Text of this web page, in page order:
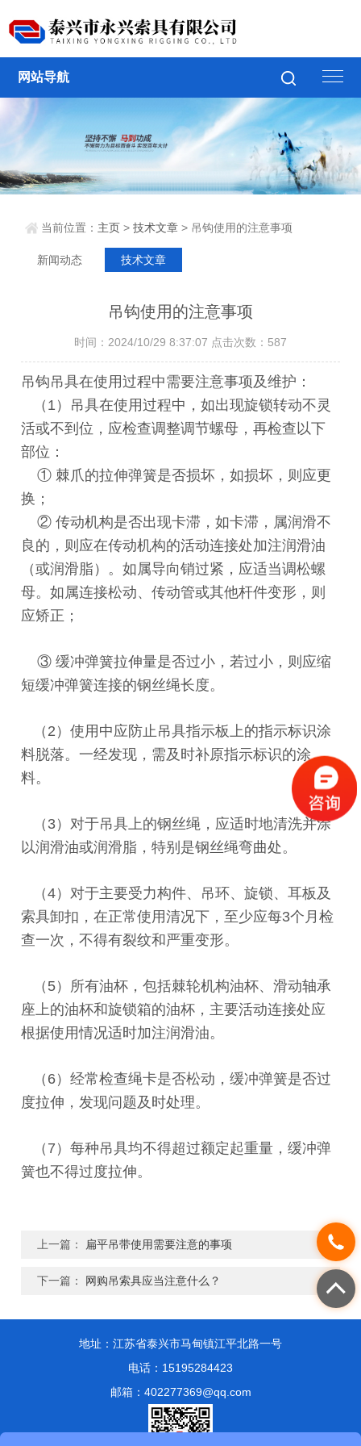
网站导航
当前位置： 主页 >技术文章 > 吊钩使用的注意事项
新闻动态 技术文章
吊钩使用的注意事项
时间：2024/10/29 8:37:07 点击次数：587
吊钩吊具在使用过程中需要注意事项及维护：
（1）吊具在使用过程中，如出现旋锁转动不灵
活或不到位，应检查调整调节螺母，再检查以下
部位：
① 棘爪的拉伸弹簧是否损坏，如损坏，则应更
换；
② 传动机构是否出现卡滞，如卡滞，属润滑不
良的，则应在传动机构的活动连接处加注润滑油
（或润滑脂）。如属导向销过紧，应适当调松螺
母。如属连接松动、传动管或其他杆件变形，则
应矫正；
③ 缓冲弹簧拉伸量是否过小，若过小，则应缩
短缓冲弹簧连接的钢丝绳长度。
（2）使用中应防止吊具指示板上的指示标识涂
料脱落。一经发现，需及时补原指示标识的涂
料。
（3）对于吊具上的钢丝绳，应适时地清洗并涂
以润滑油或润滑脂，特别是钢丝绳弯曲处。
（4）对于主要受力构件、吊环、旋锁、耳板及
索具卸扣，在正常使用清况下，至少应每3个月检
查一次，不得有裂纹和严重变形。
（5）所有油杯，包括棘轮机构油杯、滑动轴承
座上的油杯和旋锁箱的油杯，主要活动连接处应
根据使用情况适时加注润滑油。
（6）经常检查绳卡是否松动，缓冲弹簧是否过
度拉伸，发现问题及时处理。
（7）每种吊具均不得超过额定起重量，缓冲弹
簧也不得过度拉伸。
上一篇： 扁平吊带使用需要注意的事项
下一篇： 网购吊索具应当注意什么？
地址：江苏省泰兴市马甸镇江平北路一号
电话：15195284423
邮箱：402277369@qq.com